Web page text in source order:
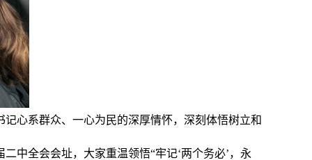
心系群众、一心为民的深厚情怀，深刻体悟树立和
中全会会址，大家重温领悟“牢记‘两个务必’，永